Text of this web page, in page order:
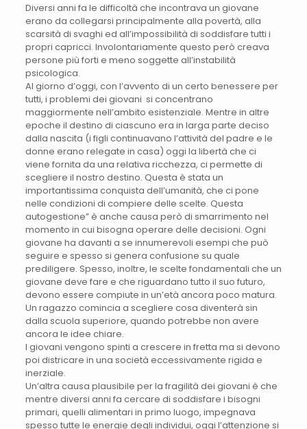
Diversi anni fa le difficoltà che incontrava un giovane
erano da collegarsi principalmente alla povertà, alla
scarsità di svaghi ed all’impossibilità di soddisfare tutti i
propri capricci. Involontariamente questo però creava
persone più forti e meno soggette all’instabilità
psicologica.
Al giorno d’oggi, con l’avvento di un certo benessere per
tutti, i problemi dei giovani si concentrano
maggiormente nell’ambito esistenziale. Mentre in altre
epoche il destino di ciascuno era in larga parte deciso
dalla nascita (i figli continuavano l’attività del padre e le
donne erano relegate in casa) oggi la libertà che ci
viene fornita da una relativa ricchezza, ci permette di
scegliere il nostro destino. Questa è stata un
importantissima conquista dell’umanità, che ci pone
nelle condizioni di compiere delle scelte. Questa
autogestione” è anche causa però di smarrimento nel
momento in cui bisogna operare delle decisioni. Ogni
giovane ha davanti a se innumerevoli esempi che può
seguire e spesso si genera confusione su quale
prediligere. Spesso, inoltre, le scelte fondamentali che un
giovane deve fare e che riguardano tutto il suo futuro,
devono essere compiute in un’età ancora poco matura.
Un ragazzo comincia a scegliere cosa diventerà sin
dalla scuola superiore, quando potrebbe non avere
ancora le idee chiare.
I giovani vengono spinti a crescere in fretta ma si devono
poi districare in una società eccessivamente rigida e
inerziale.
Un’altra causa plausibile per la fragilità dei giovani è che
mentre diversi anni fa cercare di soddisfare i bisogni
primari, quelli alimentari in primo luogo, impegnava
spesso tutte le energie degli individui, oggi l’attenzione si